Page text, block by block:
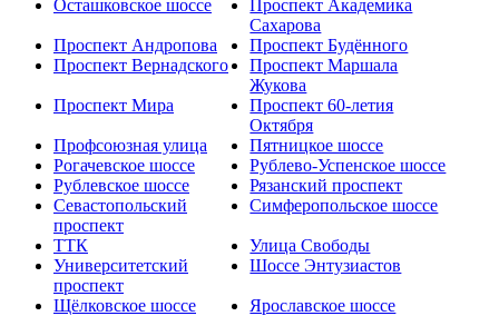
Осташковское шоссе
Проспект Академика
Сахарова
Проспект Андропова
Проспект Будённого
Проспект Вернадского
Проспект Маршала
Жукова
Проспект Мира
Проспект 60-летия
Октября
Профсоюзная улица
Пятницкое шоссе
Рогачевское шоссе
Рублево-Успенское шоссе
Рублевское шоссе
Рязанский проспект
Севастопольский
проспект
Симферопольское шоссе
ТТК
Улица Свободы
Университетский
проспект
Шоссе Энтузиастов
Щёлковское шоссе
Ярославское шоссе